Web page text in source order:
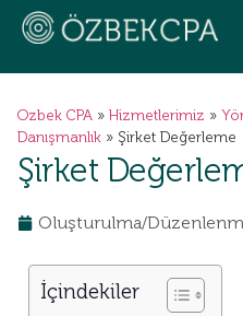
Ozbek CPA » Hizmetlerimiz »
Danışmanlık » Şirket Değerleme
Şirket
Oluşturulma/
İçindekiler